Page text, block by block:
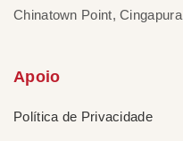
Chinatown Point, Cingapura
Apoio
Política de Privacidade